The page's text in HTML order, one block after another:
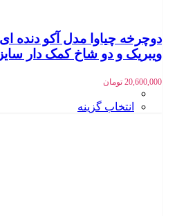
ویبریک و دو شاخ کمک دار سایز 20
20,600,000 تومان
انتخاب گزینه